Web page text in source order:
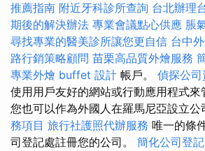
推薦指南 附近牙科診所查詢 台北辦理
期後的解決辦法 專業會議點心供應 脹
尋找專業的醫美診所讓您更自信 台中
路行銷策略顧問 苗栗高品質外燴服務
專業外燴 buffet 設計 帳戶。 偵探公司
使用用戶友好的網站或行動應用程式來
您也可以作為外國人在羅馬尼亞設立公
務項目 旅行社護照代辦服務 唯一的條
司登記處註冊您的公司。 簡化公司登